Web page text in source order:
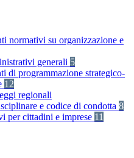
normativi su organizzazione e
generali 5
di programmazione strategico-
12
regionali
e codice di condotta 8
per cittadini e imprese 11